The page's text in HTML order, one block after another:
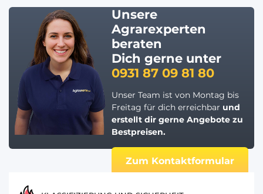
Unsere
Agrarexperten
beraten
Dich gerne unter
0931 87 09 81 80
Unser Team ist von Montag bis
Freitag für dich erreichbar und
erstellt dir gerne Angebote zu
Bestpreisen.
Zum Kontaktformular